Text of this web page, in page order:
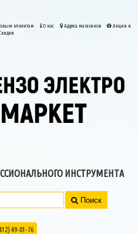
клиентам О нас Адреса магазинов
Акции и
ИНСТРУМЕНТА
Поиск
49-01-76